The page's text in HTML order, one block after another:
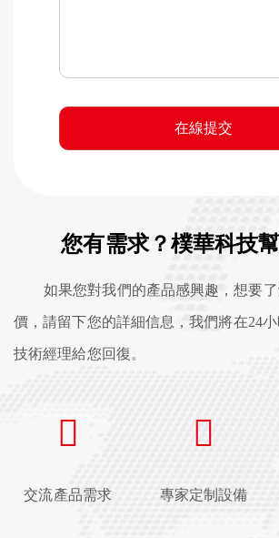
您有需求？樸華科技
如果您對我們的產品感興趣，想要
價，請留下您的詳細信息，我們將在24
技術經理給您回復。
交流產品需求 專家定制設備